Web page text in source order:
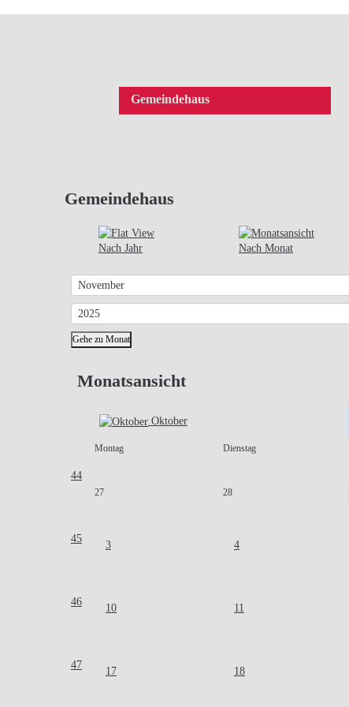
Gemeindehaus
Gemeindehaus
Nach Jahr Nach Monat
Gehe zu Monat
Monatsansicht
Oktober
Montag Dienstag
44
27 28
45
3 4
46
10 11
47
17 18